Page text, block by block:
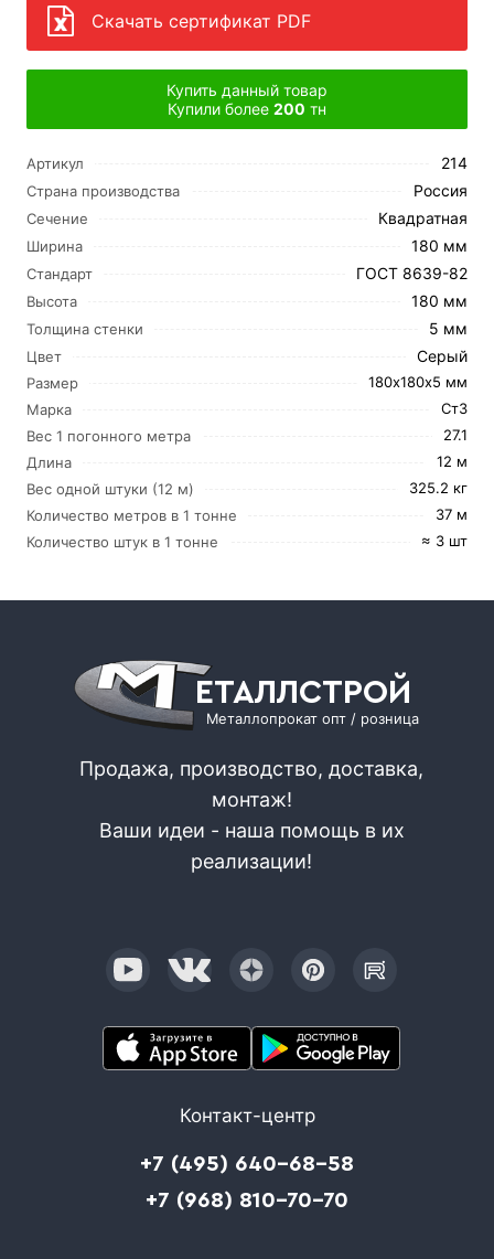
Скачать сертификат PDF
Купить данный товар
Купили более 200 тн
Артикул 214
Страна производства Россия
Сечение Квадратная
Ширина 180 мм
Стандарт ГОСТ 8639-82
Высота 180 мм
Толщина стенки 5 мм
Цвет Серый
Размер
180х180х5 мм
Марка
Ст3
Вес 1 погонного метра
27.1
Длина
12 м
Вес одной штуки (12 м)
325.2 кг
Количество метров в 1 тонне
37 м
Количество штук в 1 тонне
≈ 3 шт
ЕТАЛЛСТРОЙ
Металлопрокат опт / розница
Продажа, производство, доставка,
монтаж!
Ваши идеи - наша помощь в их
реализации!
Контакт-центр
+7 (495) 640-68-58
+7 (968) 810-70-70